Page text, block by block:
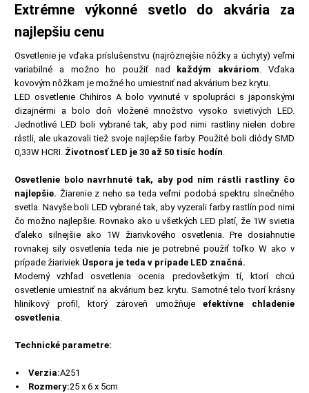
Extrémne výkonné svetlo do akvária za
najlepšiu cenu
Osvetlenie je vďaka príslušenstvu (najrôznejšie nôžky a úchyty) veľmi
variabilné a možno ho použiť nad
každým akváriom. Vďaka
kovovým nôžkam je možné ho umiestniť nad akvárium bez krytu.
LED osvetlenie Chihiros A bolo vyvinuté v spolupráci s japonskými
dizajnérmi a bolo doň vložené množstvo vysoko svietivých LED.
Jednotlivé LED boli vybrané tak, aby pod nimi rastliny nielen dobre
rástli, ale ukazovali tiež svoje najlepšie farby. Použité boli diódy SMD
0,33W HCRI. Životnosť LED je 30 až 50 tisíc hodín.
Osvetlenie bolo navrhnuté tak, aby pod ním rástli rastliny čo
najlepšie. Žiarenie z neho sa teda veľmi podobá spektru slnečného
svetla. Navyše boli LED vybrané tak, aby vyzerali farby rastlín pod nimi
čo možno najlepšie. Rovnako ako u všetkých LED platí, že 1W svietia
ďaleko silnejšie ako 1W žiarivkového osvetlenia. Pre dosiahnutie
rovnakej sily osvetlenia teda nie je potrebné použiť toľko W ako v
prípade žiariviek.Úspora je teda v prípade LED značná.
Moderný vzhľad osvetlenia ocenia predovšetkým tí, ktorí chcú
osvetlenie umiestniť na akvárium bez krytu. Samotné telo tvorí krásny
hliníkový profil, ktorý zároveň umožňujeefektívne chladenie
osvetlenia.
Technické parametre:
Verzia:A251
Rozmery:25 x 6 x 5cm